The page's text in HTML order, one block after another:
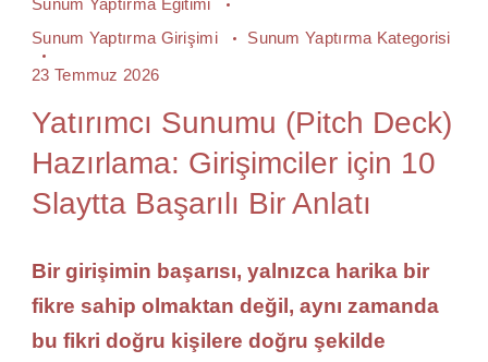
Sunum Yaptırma Girişimi
Sunum Yaptırma Kategorisi
23 Temmuz 2026
Yatırımcı Sunumu (Pitch Deck)
Hazırlama: Girişimciler için 10
Slaytta Başarılı Bir Anlatı
Bir girişimin başarısı, yalnızca harika bir
fikre sahip olmaktan değil, aynı zamanda
bu fikri doğru kişilere doğru şekilde